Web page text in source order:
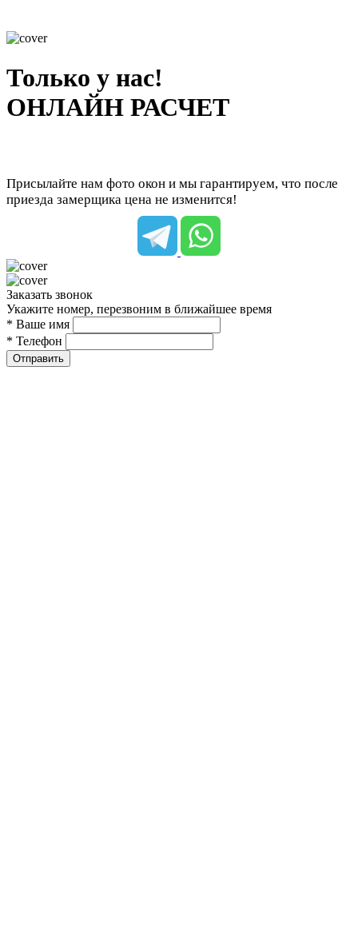
Только у нас!
ОНЛАЙН РАСЧЕТ
Присылайте нам фото окон и мы гарантируем, что после
приезда замерщика цена не изменится!
Заказать звонок
Укажите номер, перезвоним в ближайшее время
* Ваше имя
* Телефон
Отправить